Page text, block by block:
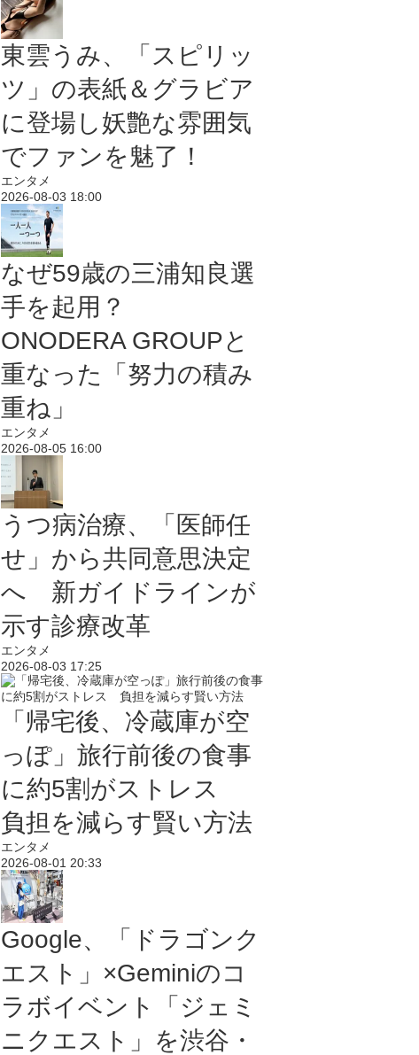
東雲うみ、「スピリッ
ツ」の表紙＆グラビア
に登場し妖艶な雰囲気
でファンを魅了！
エンタメ
2026-08-03 18:00
なぜ59歳の三浦知良選
手を起用？
ONODERA GROUPと
重なった「努力の積み
重ね」
エンタメ
2026-08-05 16:00
うつ病治療、「医師任
せ」から共同意思決定
へ 新ガイドラインが
示す診療改革
エンタメ
2026-08-03 17:25
「帰宅後、冷蔵庫が空
っぽ」旅行前後の食事
に約5割がストレス
負担を減らす賢い方法
エンタメ
2026-08-01 20:33
Google、「ドラゴンク
エスト」×Geminiのコ
ラボイベント「ジェミ
ニクエスト」を渋谷・